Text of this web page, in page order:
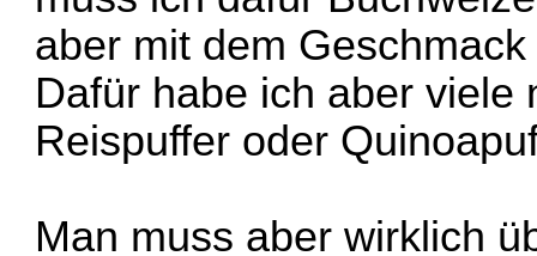
aber mit dem
Dafür habe ich aber viele
Reispuffer oder
Man muss aber wirklich